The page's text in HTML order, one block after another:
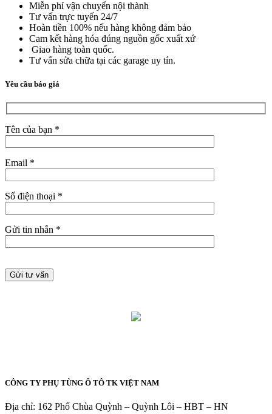
Miễn phí vận chuyển nội thành
Tư vấn trực tuyến 24/7
Hoàn tiền 100% nếu hàng không đảm bảo
Cam kết hàng hóa đúng nguồn gốc xuất xứ
Giao hàng toàn quốc.
Tư vấn sửa chữa tại các garage uy tín.
Yêu cầu báo giá
Tên của bạn *
Email *
Số điện thoại *
Gửi tin nhắn *
CÔNG TY PHỤ TÙNG Ô TÔ TK VIỆT NAM
Địa chỉ: 162 Phố Chùa Quỳnh – Quỳnh Lôi – HBT – HN